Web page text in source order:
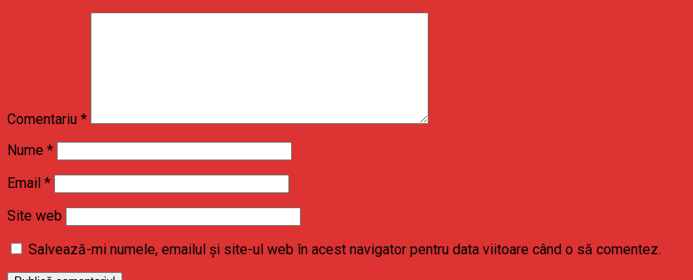
Comentariu *
Nume *
Email *
Site web
Salvează-mi numele, emailul și site-ul web în acest navigator pentru data viitoare când o să comentez.